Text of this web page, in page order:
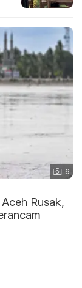
6
Rusak,